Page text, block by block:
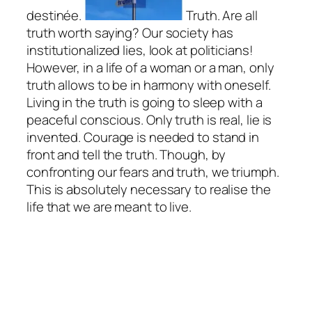
destinée.
Truth. Are all
truth worth saying? Our society has
institutionalized lies, look at politicians!
However, in a life of a woman or a man, only
truth allows to be in harmony with oneself.
Living in the truth is going to sleep with a
peaceful conscious. Only truth is real, lie is
invented. Courage is needed to stand in
front and tell the truth. Though, by
confronting our fears and truth, we triumph.
This is absolutely necessary to realise the
life that we are meant to live.